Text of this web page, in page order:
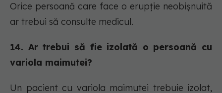
Orice persoană care face o erupție neobișnuită
ar trebui să consulte medicul.
14. Ar trebui să fie izolată o persoană cu
variola maimutei?
Un pacient cu variola maimutei trebuie izolat,